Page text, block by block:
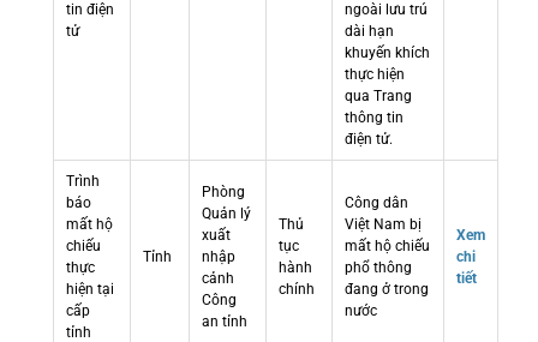
tin điện
tử
ngoài lưu trú
dài hạn
khuyến khích
thực hiện
qua Trang
thông tin
điện tử.
Trình
báo
mất hộ
chiếu
thực
hiện tại
cấp
tỉnh
Tỉnh
Phòng
Quản lý
xuất
nhập
cảnh
Công
an tỉnh
Thủ
tục
hành
chính
Công dân
Việt Nam bị
mất hộ chiếu
phổ thông
đang ở trong
nước
Xem
chi
tiết